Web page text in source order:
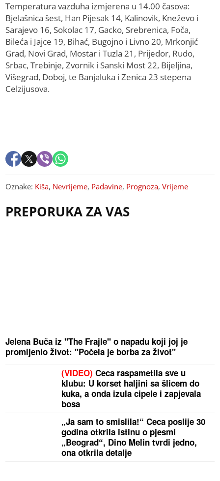
Temperatura vazduha izmjerena u 14.00 časova:
Bjelašnica šest, Han Pijesak 14, Kalinovik, Kneževo i
Sarajevo 16, Sokolac 17, Gacko, Srebrenica, Foča,
Bileća i Jajce 19, Bihać, Bugojno i Livno 20, Mrkonjić
Grad, Novi Grad, Mostar i Tuzla 21, Prijedor, Rudo,
Srbac, Trebinje, Zvornik i Sanski Most 22, Bijeljina,
Višegrad, Doboj, te Banjaluka i Zenica 23 stepena
Celzijusova.
Oznake: Kiša, Nevrijeme, Padavine, Prognoza,Vrijeme
PREPORUKA ZA VAS
Jelena Buča iz "The Frajle" o napadu koji joj je
promijenio život: "Počela je borba za život"
(VIDEO) Ceca raspametila sve u
klubu: U korset haljini sa šlicem do
kuka, a onda izula cipele i zapjevala
bosa
„Ja sam to smislila!“ Ceca poslije 30
godina otkrila istinu o pjesmi
„Beograd“, Dino Melin tvrdi jedno,
ona otkrila detalje